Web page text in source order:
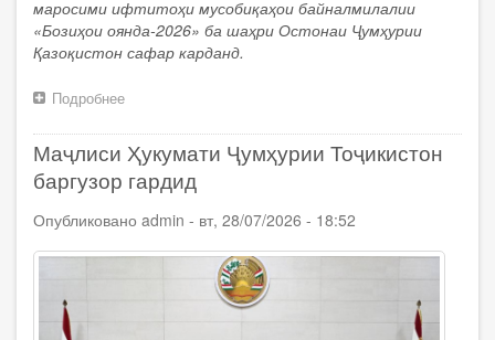
маросими ифтитоҳи мусобиқаҳои байналмилалии
«Бозиҳои оянда-2026» ба шаҳри Остонаи Ҷумҳурии
Қазоқистон сафар карданд.
Подробнее
кории
Президенти
Ҷумҳурии
Тоҷикистон
Эмомалӣ
ба
Маҷлиси Ҳукумати Ҷумҳурии Тоҷикистон
баргузор гардид
Опубликовано admin - вт, 28/07/2026 - 18:52